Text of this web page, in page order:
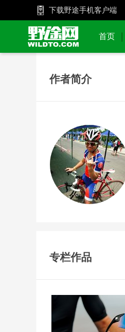
下载野途手机客户端
首页
作者简介
专栏作品